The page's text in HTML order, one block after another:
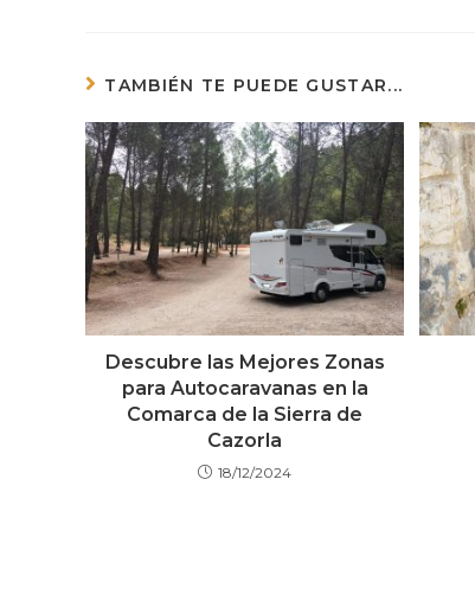
TAMBIÉN TE PUEDE GUSTAR...
Descubre las Mejores Zonas
para Autocaravanas en la
Comarca de la Sierra de
Cazorla
18/12/2024